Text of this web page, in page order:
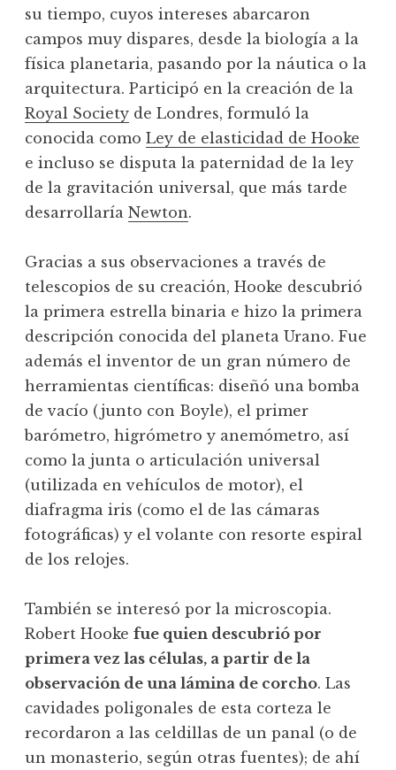
su tiempo, cuyos intereses abarcaron
campos muy dispares, desde la biología a la
física planetaria, pasando por la náutica o la
arquitectura. Participó en la creación de la
Royal Society de Londres, formuló la
conocida como Ley de elasticidad de Hooke
e incluso se disputa la paternidad de la ley
de la gravitación universal, que más tarde
desarrollaría Newton.
Gracias a sus observaciones a través de
telescopios de su creación, Hooke descubrió
la primera estrella binaria e hizo la primera
descripción conocida del planeta Urano. Fue
además el inventor de un gran número de
herramientas científicas: diseñó una bomba
de vacío (junto con Boyle), el primer
barómetro, higrómetro y anemómetro, así
como la junta o articulación universal
(utilizada en vehículos de motor), el
diafragma iris (como el de las cámaras
fotográficas) y el volante con resorte espiral
de los relojes.
También se interesó por la microscopia.
Robert Hooke fue quien descubrió por
primera vez las células, a partir de la
observación de una lámina de corcho. Las
cavidades poligonales de esta corteza le
recordaron a las celdillas de un panal (o de
un monasterio, según otras fuentes); de ahí